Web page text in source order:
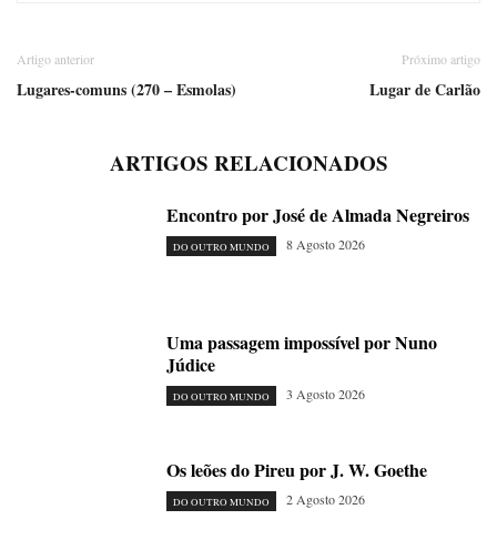
Artigo anterior
Lugares-comuns (270 – Esmolas)
Próximo artigo
Lugar de Carlão
ARTIGOS RELACIONADOS
Encontro por José de Almada Negreiros
DO OUTRO MUNDO 8 Agosto 2026
Uma passagem impossível por Nuno
Júdice
DO OUTRO MUNDO 3 Agosto 2026
Os leões do Pireu por J. W. Goethe
DO OUTRO MUNDO 2 Agosto 2026